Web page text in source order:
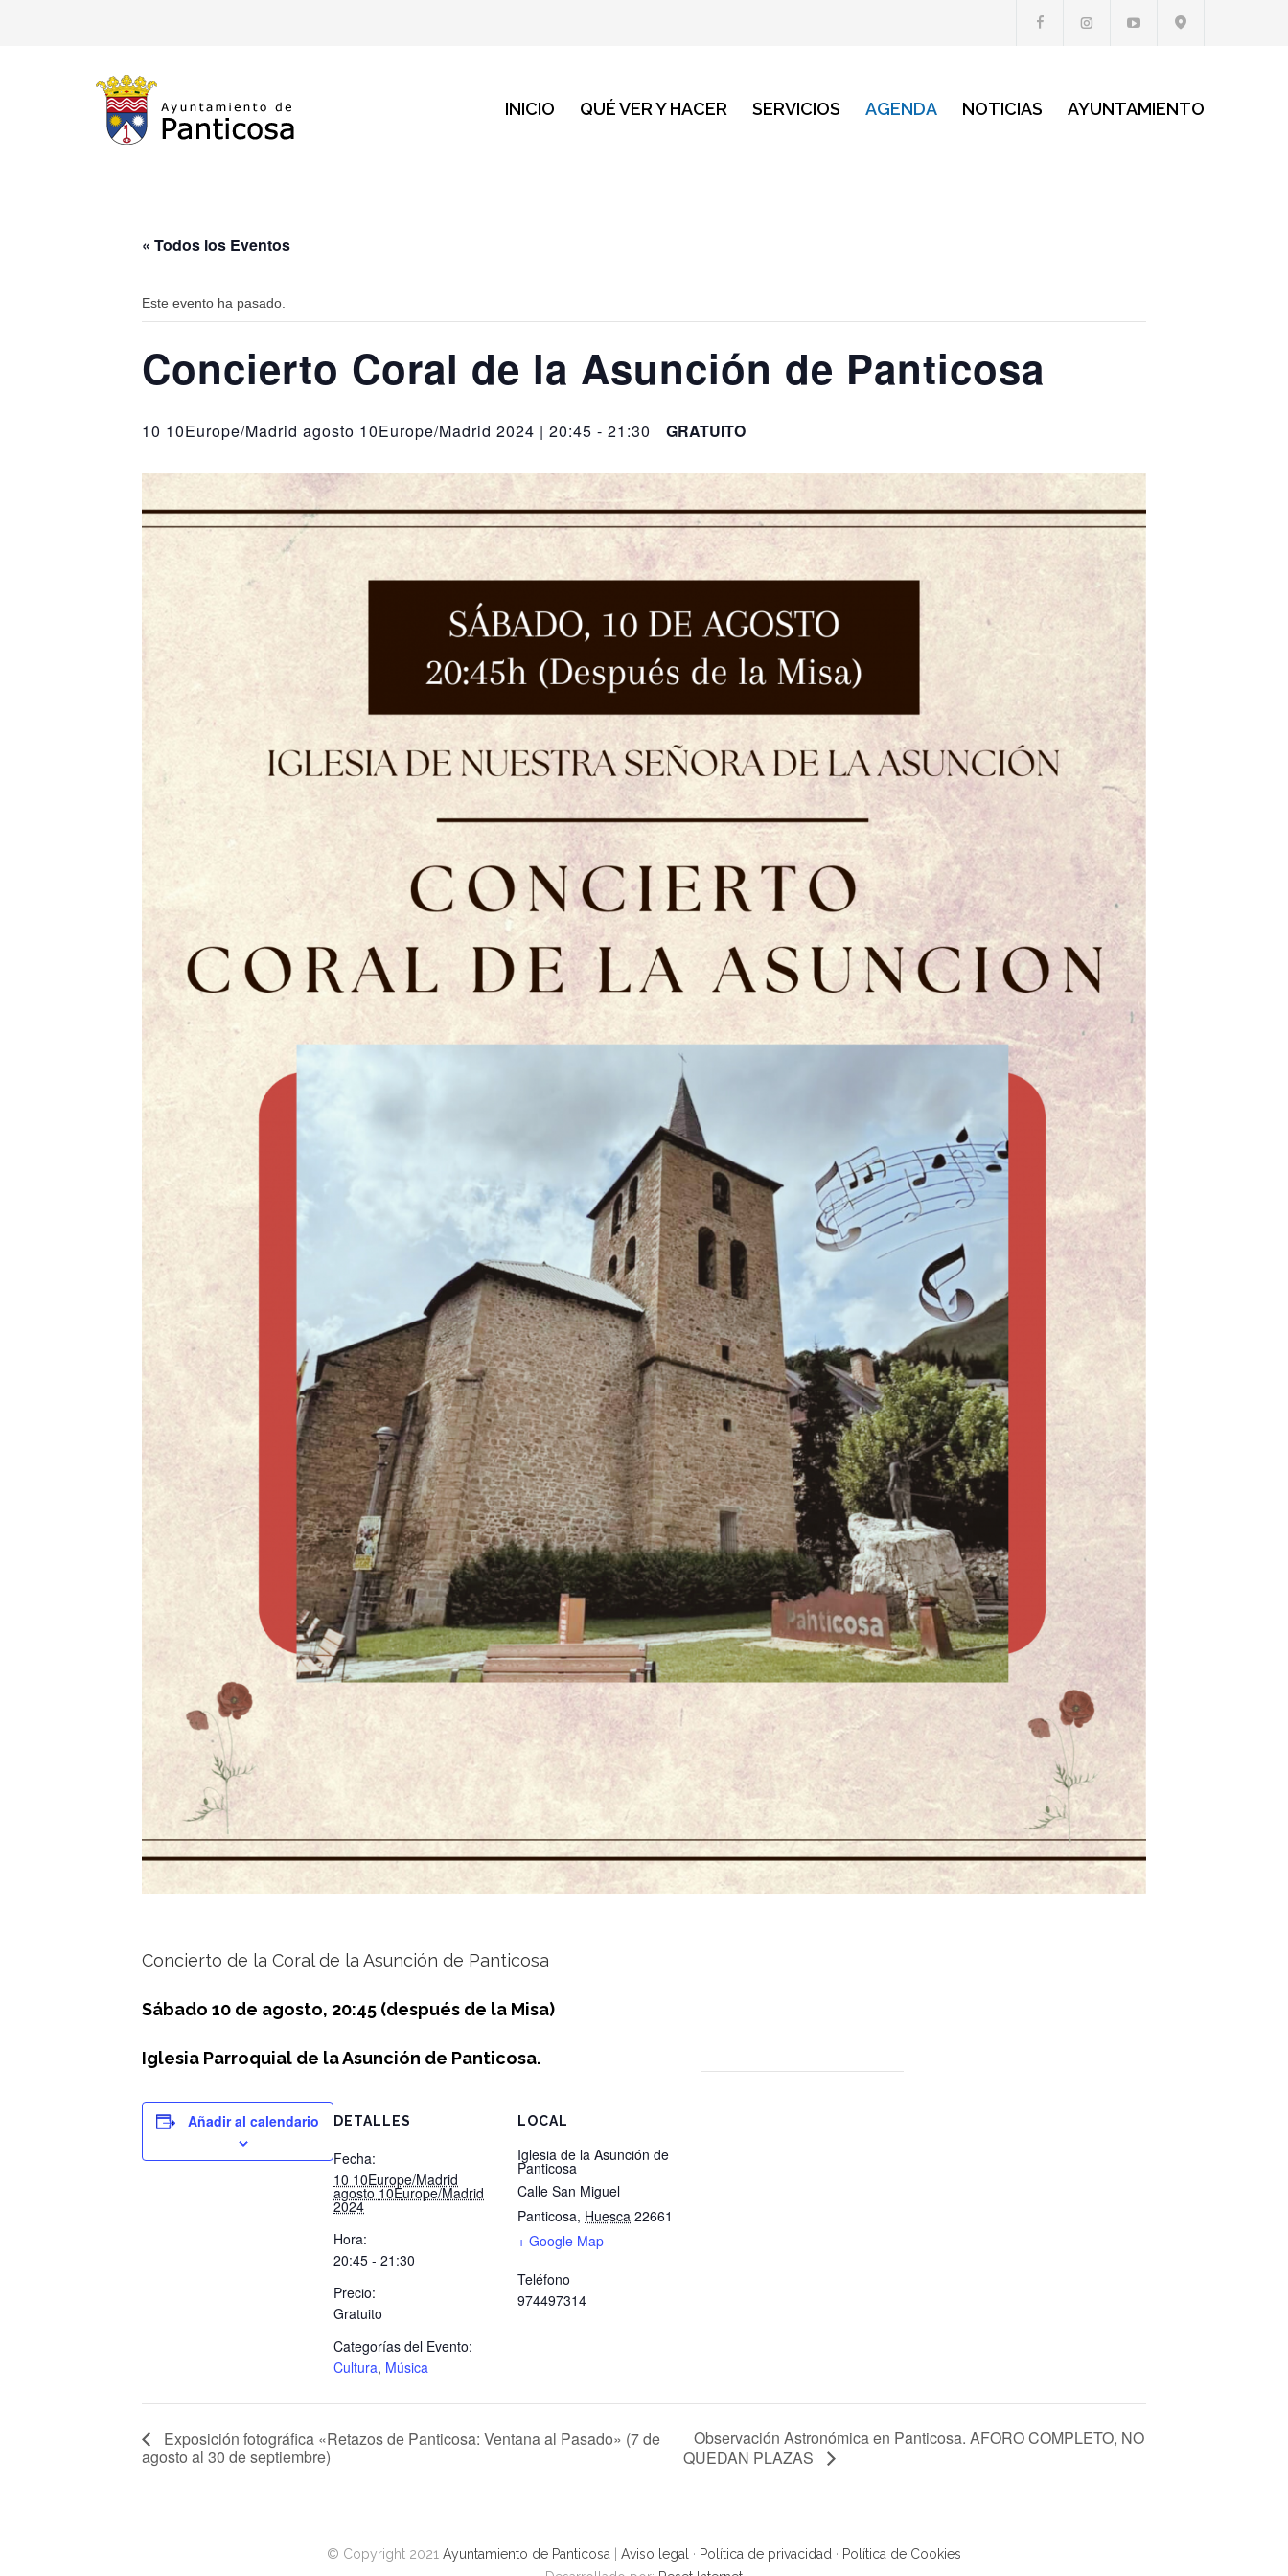
INICIO QUÉ VER Y HACER SERVICIOS AGENDA NOTICIAS AYUNTAMIENTO
« Todos los Eventos
Este evento ha pasado.
Concierto Coral de la Asunción de Panticosa
10 10Europe/Madrid agosto 10Europe/Madrid 2024 | 20:45 - 21:30 GRATUITO
Concierto de la Coral de la Asunción de Panticosa
Sábado 10 de agosto, 20:45 (después de la Misa)
Iglesia Parroquial de la Asunción de Panticosa.
Añadir al calendario DETALLES
Fecha:
10 10Europe/Madrid
agosto 10Europe/Madrid
2024
Hora:
20:45 - 21:30
Precio:
Gratuito
Categorías del Evento:
Cultura, Música
LOCAL
Iglesia de la Asunción de
Panticosa
Calle San Miguel
Panticosa, Huesca 22661
+ Google Map
Teléfono
974497314
Exposición fotográfica «Retazos de Panticosa: Ventana al Pasado» (7 de
agosto al 30 de septiembre)
Observación Astronómica en Panticosa. AFORO COMPLETO, NO
QUEDAN PLAZAS
© Copyright 2021 Ayuntamiento de Panticosa Aviso legal · Política de privacidad · Política de Cookies